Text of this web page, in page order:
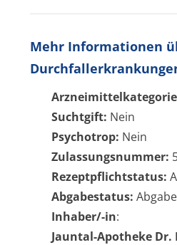
Mehr Informationen
Suchtgift: Nein
Psychotrop: Nein
Zulassungsnummer:
Rezeptpflichtstatus:
Abgabestatus:
Inhaber/-in:
Jauntal-Apotheke Dr.